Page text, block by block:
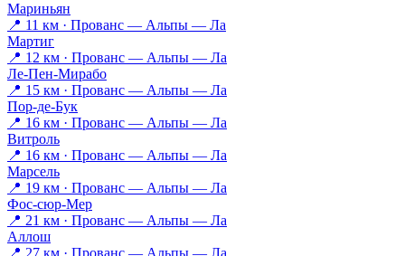
Мариньян
📍 11 км · Прованс — Альпы — Ла
Мартиг
📍 12 км · Прованс — Альпы — Ла
Ле-Пен-Мирабо
📍 15 км · Прованс — Альпы — Ла
Пор-де-Бук
📍 16 км · Прованс — Альпы — Ла
Витроль
📍 16 км · Прованс — Альпы — Ла
Марсель
📍 19 км · Прованс — Альпы — Ла
Фос-сюр-Мер
📍 21 км · Прованс — Альпы — Ла
Аллош